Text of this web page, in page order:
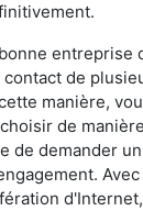
entreprise
de
manière,
de
de demander